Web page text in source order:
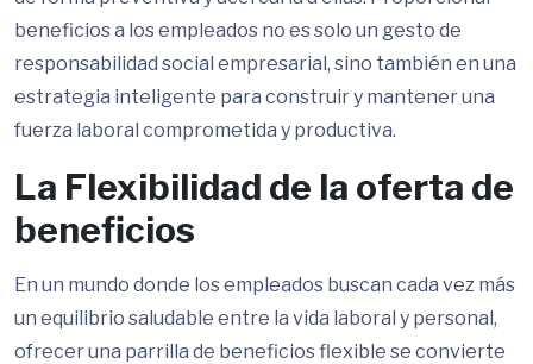
beneficios a los empleados no es solo un gesto de
responsabilidad social empresarial, sino también en una
estrategia inteligente para construir y mantener una
fuerza laboral comprometida y productiva.
La Flexibilidad de la oferta de
beneficios
En un mundo donde los empleados buscan cada vez más
un equilibrio saludable entre la vida laboral y personal,
ofrecer una parrilla de beneficios flexible se convierte